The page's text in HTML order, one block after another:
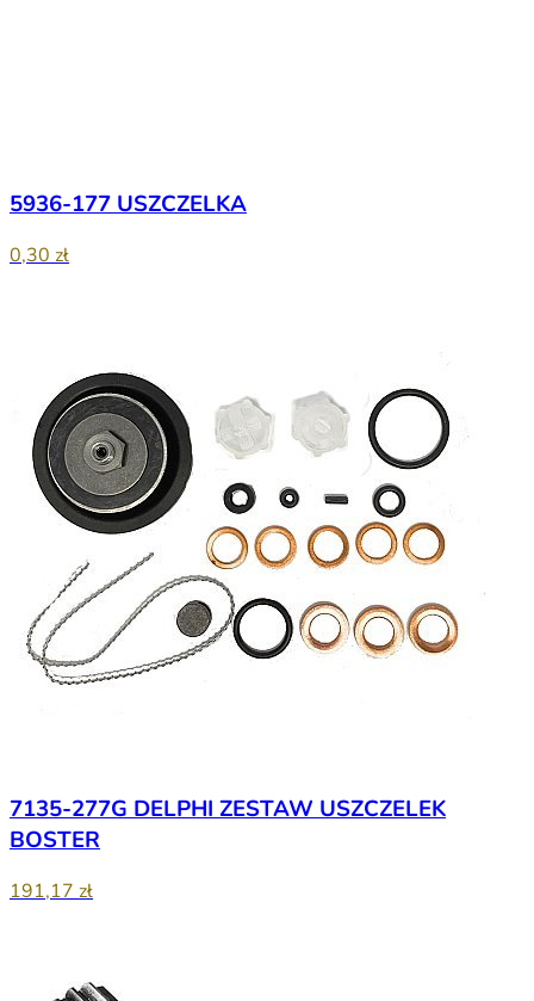
5936-177 USZCZELKA
0,30 zł
7135-277G DELPHI ZESTAW USZCZELEK
BOSTER
191,17 zł